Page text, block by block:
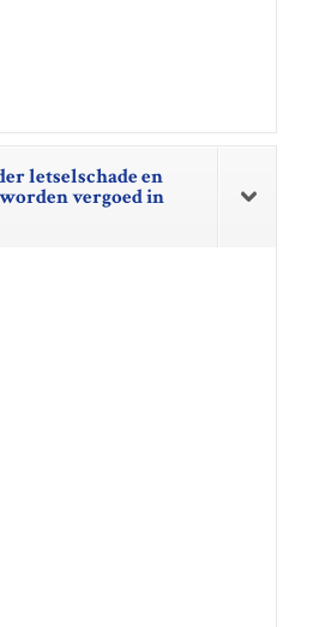
letselschade en
vergoed in